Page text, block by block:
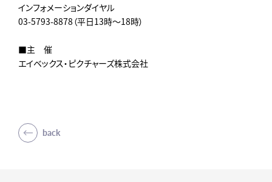
インフォメーションダイヤル
03-5793-8878（平日13時～18時）
■主 催
エイベックス・ピクチャーズ株式会社
back